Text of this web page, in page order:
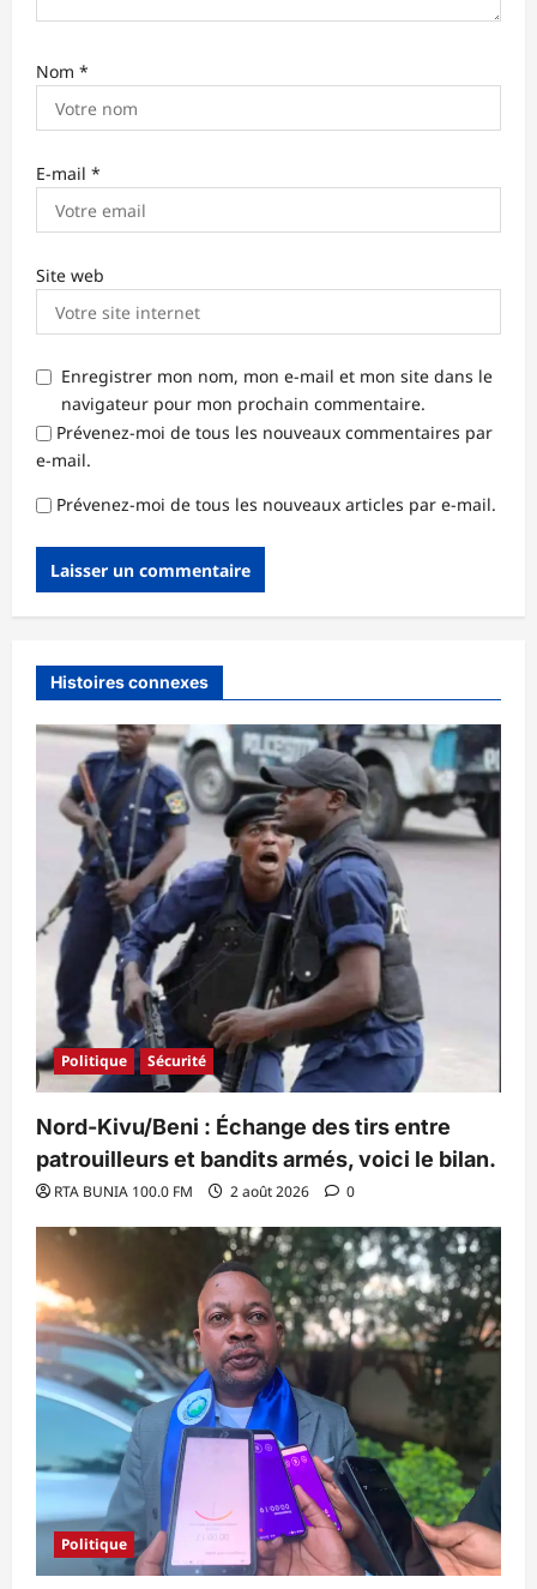
Nom *
E-mail *
Site web
Enregistrer mon nom, mon e-mail et mon site dans le
navigateur pour mon prochain commentaire.
Prévenez-moi de tous les nouveaux commentaires par
e-mail.
Prévenez-moi de tous les nouveaux articles par e-mail.
Histoires connexes
Politique Sécurité
Nord-Kivu/Beni : Échange des tirs entre
patrouilleurs et bandits armés, voici le bilan.
RTA BUNIA 100.0 FM 2 août 2026 0
Politique